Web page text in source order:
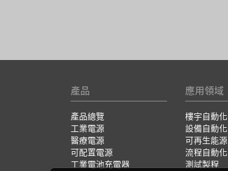
產品
產品總覽
工業電源
醫療電源
可配置電源
工業電池充電器
應用領域
樓宇自動化
設備自動化
可再生能源
流程自動化
測試製程